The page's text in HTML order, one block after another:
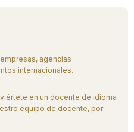
agencias
internacionales.
en un docente de idioma
equipo de docente, por